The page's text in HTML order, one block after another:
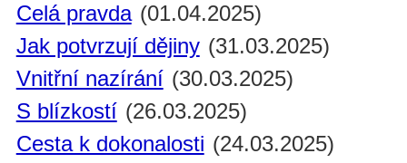
Celá pravda (01.04.2025)
Jak potvrzují dějiny (31.03.2025)
Vnitřní nazírání (30.03.2025)
S blízkostí (26.03.2025)
Cesta k dokonalosti (24.03.2025)